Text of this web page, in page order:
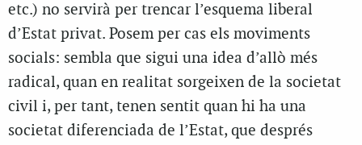
etc.) no servirà per trencar l’esquema liberal
d’Estat privat. Posem per cas els moviments
socials: sembla que sigui una idea d’allò més
radical, quan en realitat sorgeixen de la societat
civil i, per tant, tenen sentit quan hi ha una
societat diferenciada de l’Estat, que després